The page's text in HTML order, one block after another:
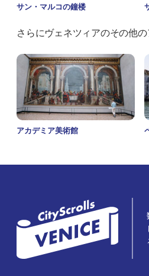
サン・マルコの鐘楼
さらにヴェネツィアのその他の
アカデミア美術館